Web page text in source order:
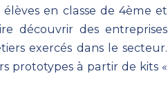
en classe de 4ème et
découvrir des entreprises
exercés dans le secteur.
prototypes à partir de kits «